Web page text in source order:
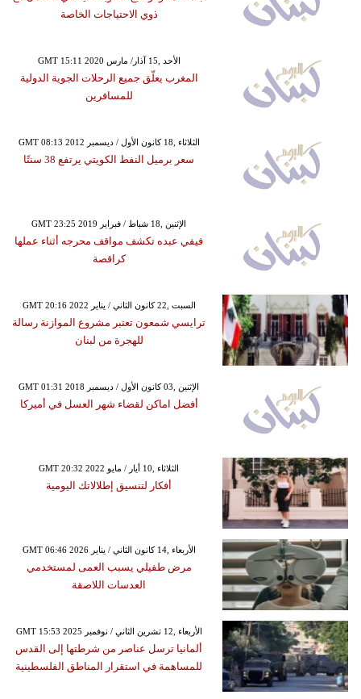
ذوي الاحتياجات الخاصة
GMT 15:11 2020 الأحد ,15 آذار/ مارس
المغرب يعلّق جميع الرحلات الجوية الدولية
للمسافرين
GMT 08:13 2012 الثلاثاء ,18 كانون الأول / ديسمبر
سعر برميل النفط الكويتي يرتفع 38 سنتًا
GMT 23:25 2019 الإثنين ,18 شباط / فبراير
فيفي عبده تكشف مواقف محرجه أثناء عملها
كراقصة
GMT 20:16 2022 السبت ,22 كانون الثاني / يناير
ترايسي شمعون تعتبر مشروع الموازنة رسالة
للهجرة من لبنان
GMT 01:31 2018 الإثنين ,03 كانون الأول / ديسمبر
أفضل اماكن لقضاء شهر العسل في أميركا
GMT 20:32 2022 الثلاثاء ,10 أيار / مايو
أفكار لتنسيق إطلالاتك اليومية
GMT 06:46 2026 الأربعاء ,14 كانون الثاني / يناير
مرض طفيلي يسبب العمى لمستخدمي
العدسات اللاصقة
GMT 15:53 2025 الأربعاء ,12 تشرين الثاني / نوفمبر
ألمانيا ترسل عناصر من شرطتها إلى القدس
للمساهمة في استقرار المناطق الفلسطينية